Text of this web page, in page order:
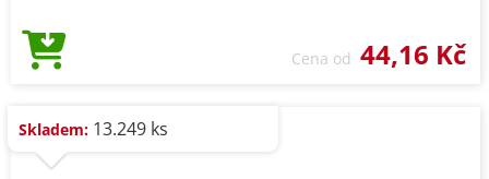
Cena od 44,16 Kč
Skladem: 13.249 ks